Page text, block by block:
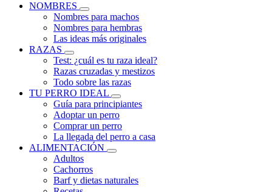
NOMBRES
Nombres para machos
Nombres para hembras
Las ideas más originales
RAZAS
Test: ¿cuál es tu raza ideal?
Razas cruzadas y mestizos
Todo sobre las razas
TU PERRO IDEAL
Guía para principiantes
Adoptar un perro
Comprar un perro
La llegada del perro a casa
ALIMENTACIÓN
Adultos
Cachorros
Barf y dietas naturales